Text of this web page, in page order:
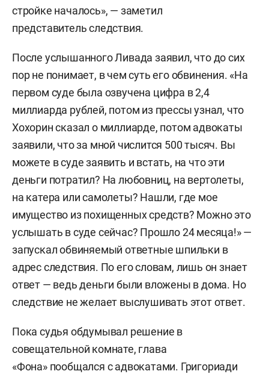
стройке началось», — заметил
представитель следствия.
После услышанного Ливада заявил, что до сих
пор не понимает, в чем суть его обвинения. «На
первом суде была озвучена цифра в 2,4
миллиарда рублей, потом из прессы узнал, что
Хохорин сказал о миллиарде, потом адвокаты
заявили, что за мной числится 500 тысяч. Вы
можете в суде заявить и встать, на что эти
деньги потратил? На любовниц, на вертолеты,
на катера или самолеты? Нашли, где мое
имущество из похищенных средств? Можно это
услышать в суде сейчас? Прошло 24 месяца!» —
запускал обвиняемый ответные шпильки в
адрес следствия. По его словам, лишь он знает
ответ — ведь деньги были вложены в дома. Но
следствие не желает выслушивать этот ответ.
Пока судья обдумывал решение в
совещательной комнате, глава
«Фона» пообщался с адвокатами. Григориади